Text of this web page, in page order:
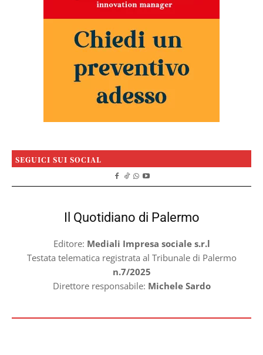
SEGUICI SUI SOCIAL
Il Quotidiano di Palermo
Editore: Mediali Impresa sociale s.r.l
Testata telematica registrata al Tribunale di Palermo
n.7/2025
Direttore responsabile: Michele Sardo